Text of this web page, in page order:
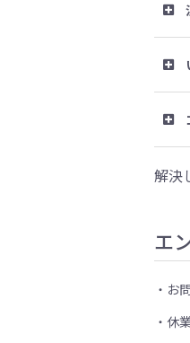
解決
エ
お
休